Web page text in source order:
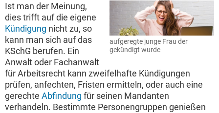
aufgeregte junge Frau der
gekündigt wurde
Ist man der Meinung,
dies trifft auf die eigene
Kündigung nicht zu, so
kann man sich auf das
KSchG berufen. Ein
Anwalt oder Fachanwalt
für Arbeitsrecht kann zweifelhafte Kündigungen
prüfen, anfechten, Fristen ermitteln, oder auch eine
gerechte Abfindung für seinen Mandanten
verhandeln. Bestimmte Personengruppen genießen